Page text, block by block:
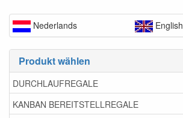
Nederlands English
Produkt wählen
DURCHLAUFREGALE
KANBAN BEREITSTELLREGALE